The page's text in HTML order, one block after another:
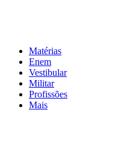
Matérias
Enem
Vestibular
Militar
Profissões
Mais